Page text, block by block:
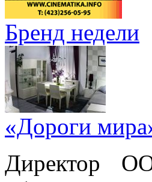
Бренд недели
«Дороги
Директор